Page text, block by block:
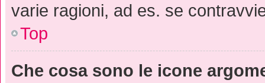
varie ragioni, ad es. se
Top
Che cosa sono le icone